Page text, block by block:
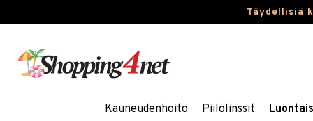
Täydellisiä
Kauneudenhoito Piilolinssit